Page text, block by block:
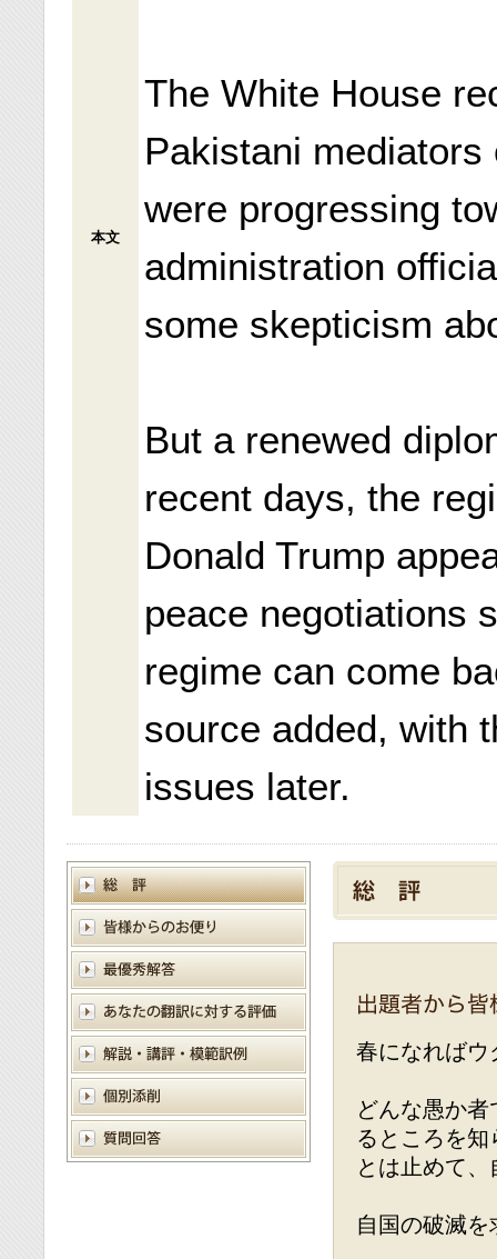
本文
The White House
Pakistani
were progressing
administration
some skepticism
But a renewed
recent days, the
Donald Trump
peace negotiations
regime can come
source added, with
issues later.
春になればウ
どんな愚か
るところを
とは止めて
自国の破滅